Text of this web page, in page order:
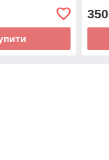
350